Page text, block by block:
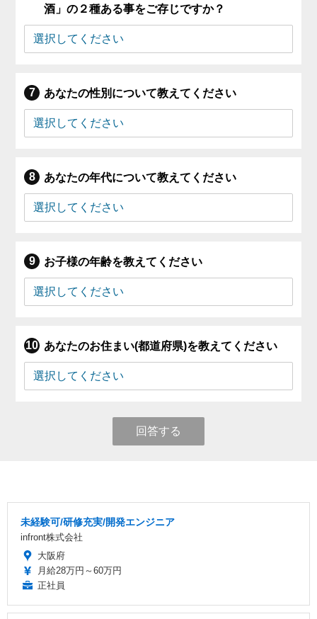
酒」の２種ある事をご存じですか？
あなたの性別について教えてください
あなたの年代について教えてください
お子様の年齢を教えてください
あなたのお住まい(都道府県)を教えてください
回答する
未経験可/研修充実/開発エンジニア
infront株式会社
大阪府
月給28万円～60万円
正社員